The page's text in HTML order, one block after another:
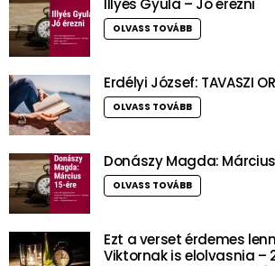
OLVASS TOVÁBB
Erdélyi József: TAVASZI
OLVASS TOVÁBB
Donászy Magda:
OLVASS TOVÁBB
Ezt a verset érdemes
Viktornak is elolvasnia –